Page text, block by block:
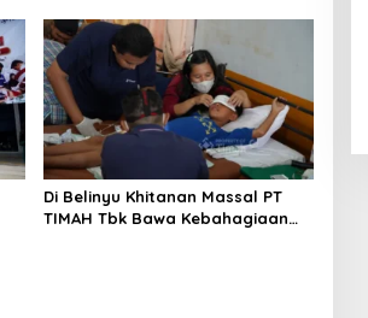
Tengah
Di Belinyu Khitanan Massal PT
TIMAH Tbk Bawa Kebahagiaan